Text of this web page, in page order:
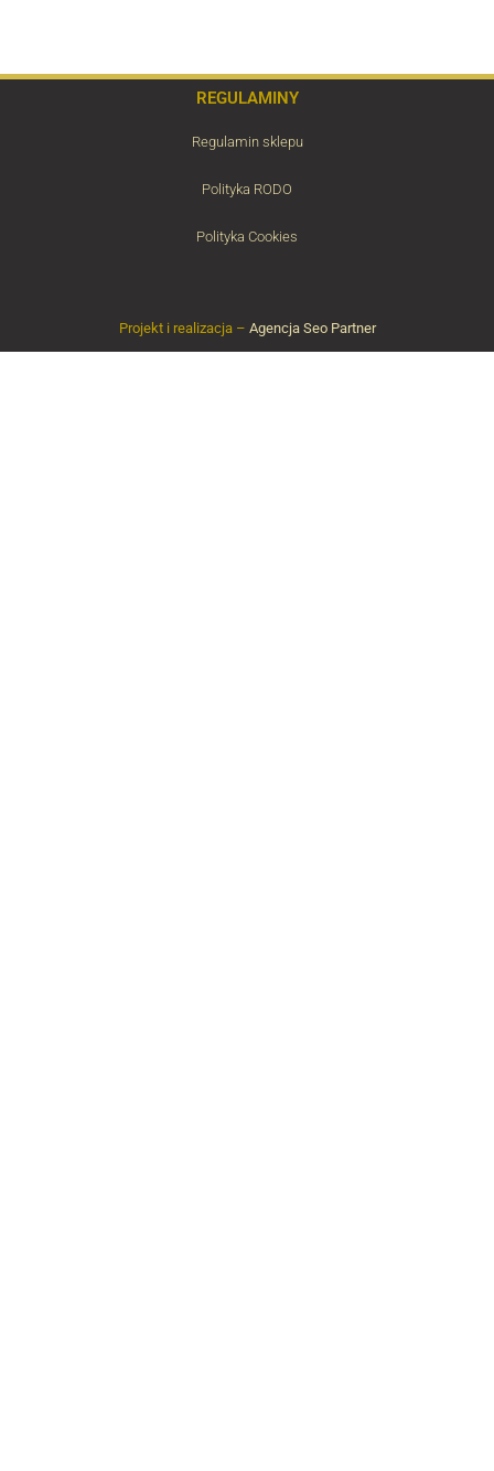
REGULAMINY
Regulamin sklepu
Polityka RODO
Polityka Cookies
Projekt i realizacja – Agencja Seo Partner